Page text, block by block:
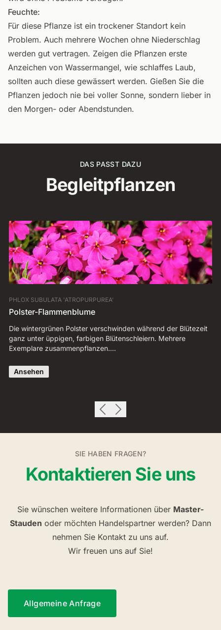
Feuchte:
Für diese Pflanze ist ein trockener Standort kein
Problem. Auch mehrere Wochen ohne Niederschlag
werden gut vertragen. Zeigen die Pflanzen erste
Anzeichen von Wassermangel, wie schlaffes Laub,
sollten auch diese gewässert werden. Gießen Sie die
Pflanzen jedoch nie bei voller Sonne, sondern lieber in
den Morgen- oder Abendstunden.
DAS PASST DAZU
Begleitpflanzen
PHLOX SUBULATA 'ATROPURPUREA'
Polster-Flammenblume
Die wintergrünen Polster verschwinden während der Blütezeit
ganz unter üppigen, farbigen Blütenschleiern. Mehrere
Exemplare zusammenpflanzen.…
Ansehen
SIE HABEN FRAGEN?
Kontaktieren Sie uns
Sie wünschen weitere Informationen über Master-
Stauden oder möchten Handelspartner werden? Dann
nehmen Sie Kontakt zu uns auf.
Wir freuen uns auf Sie!
Allgemeine Anfrage